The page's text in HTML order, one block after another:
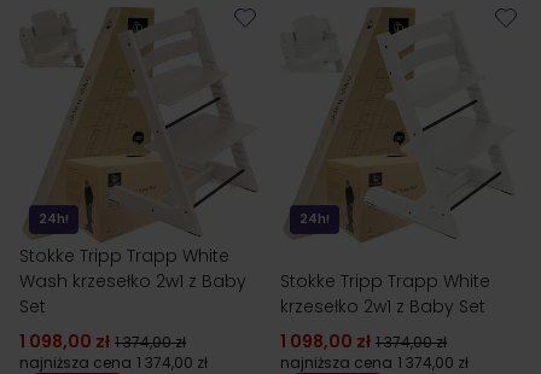
24h!
Stokke Tripp Trapp White
Wash krzesełko 2w1 z Baby
Set
1 098,00 zł 1 374,00 zł
najniższa cena 1 374,00 zł
24h!
Stokke Tripp Trapp White
krzesełko 2w1 z Baby Set
1 098,00 zł 1 374,00 zł
najniższa cena 1 374,00 zł